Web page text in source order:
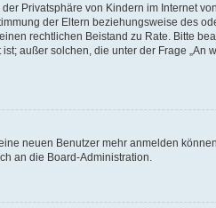
Privatsphäre von Kindern im Internet
der Eltern beziehungsweise des
rechtlichen Beistand zu Rate. Bitte
außer solchen, die unter der Frage „An
neuen Benutzer mehr anmelden
an die Board-Administration.